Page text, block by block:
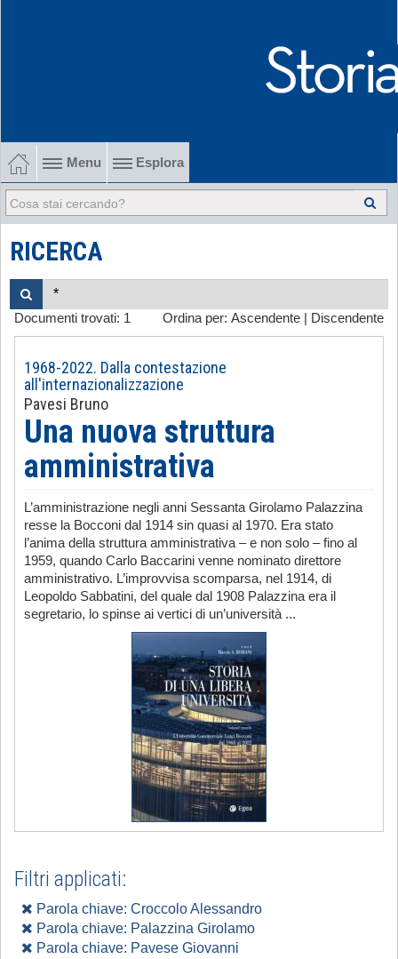
Menu Esplora
1902-1915 Gli esordi
1915-1945 Tra le due guerre
1945-1968 Dalla liberazione al '68
1968-2022 Dalla contestazione all'internazionalizzazione
-
RICERCA
Ordina per: Ascendente Discendente
Documenti trovati: 1
1968-2022. Dalla contestazione
all'internazionalizzazione
Pavesi Bruno
Una nuova struttura
amministrativa
L’amministrazione negli anni Sessanta Girolamo Palazzina
resse la Bocconi dal 1914 sin quasi al 1970. Era stato
l’anima della struttura amministrativa – e non solo – fino al
1959, quando Carlo Baccarini venne nominato direttore
amministrativo. L’improvvisa scomparsa, nel 1914, di
Leopoldo Sabbatini, del quale dal 1908 Palazzina era il
segretario, lo spinse ai vertici di un’università ...
Filtri applicati:
Parola chiave: Croccolo Alessandro
Parola chiave: Palazzina Girolamo
Parola chiave: Pavese Giovanni